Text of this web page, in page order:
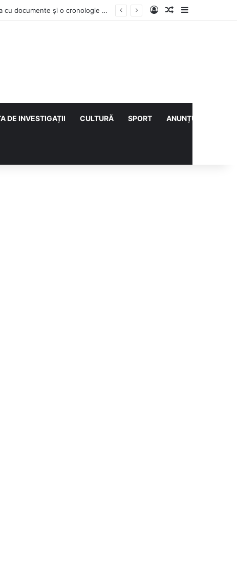
Contractul Climatic continuă prin Compania de Apă? Haritina Craița își susține acuzația cu documente și o cronologie a deciziilor Log InArticol aleatoriu
Sidebar
DE INVESTIGAȚII CULTURĂ SPORT ANUNȚURI